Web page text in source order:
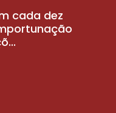
cada dez